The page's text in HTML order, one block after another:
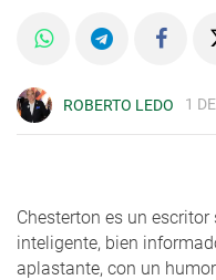
ROBERTO LEDO 1
Chesterton es un
inteligente, bien
aplastante, con un